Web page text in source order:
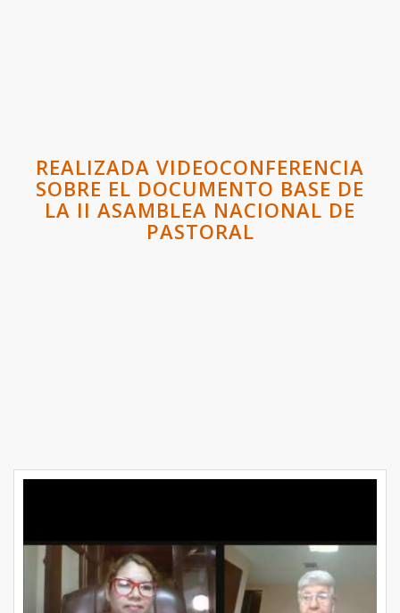
REALIZADA VIDEOCONFERENCIA
SOBRE EL DOCUMENTO BASE DE
LA II ASAMBLEA NACIONAL DE
PASTORAL